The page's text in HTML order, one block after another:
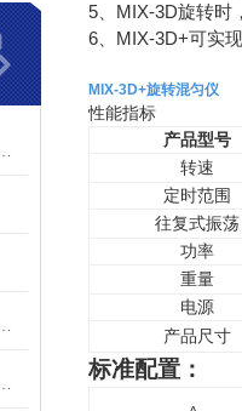
5、MIX-3D旋转时
6、MIX-3D+可实
MIX-3D+旋转混匀仪
性能指标
产品型号
转速
定时范围
往复式振荡
功率
重量
电源
产品尺寸
标准配置：